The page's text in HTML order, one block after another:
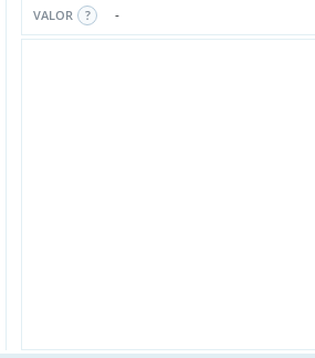
VALOR -